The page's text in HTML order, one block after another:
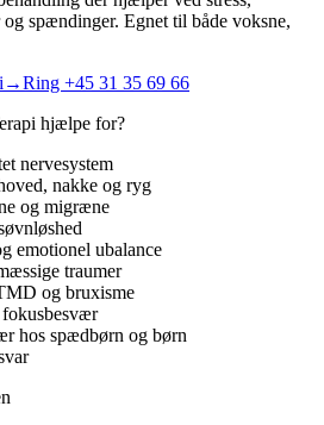
spændinger. Egnet til både voksne,
→Ring +45 31 35 69 66
hjælpe for?
nervesystem
nakke og ryg
og migræne
emotionel ubalance
traumer
og bruxisme
hos spædbørn og børn